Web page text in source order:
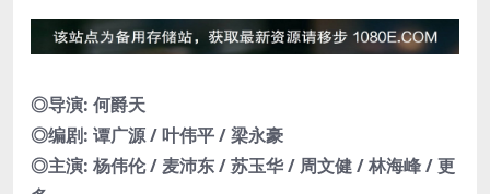
◎导演: 何爵天
◎编剧: 谭广源 / 叶伟平 / 梁永豪
◎主演: 杨伟伦 / 麦沛东 / 苏玉华 / 周文健 / 林海峰 / 更